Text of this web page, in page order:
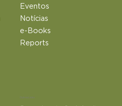
Eventos
Notícias
e-Books
Reports
Outros Links